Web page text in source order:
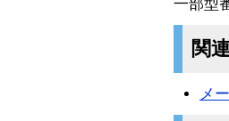
一部型
関
メ